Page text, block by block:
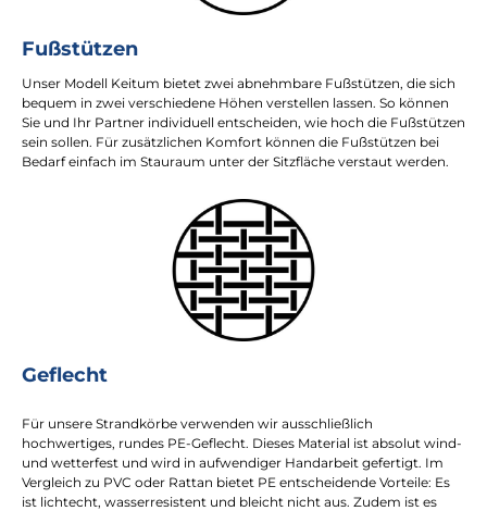
Fußstützen
Unser Modell Keitum bietet zwei abnehmbare Fußstützen, die sich
bequem in zwei verschiedene Höhen verstellen lassen. So können
Sie und Ihr Partner individuell entscheiden, wie hoch die Fußstützen
sein sollen. Für zusätzlichen Komfort können die Fußstützen bei
Bedarf einfach im Stauraum unter der Sitzfläche verstaut werden.
Geflecht
Für unsere Strandkörbe verwenden wir ausschließlich
hochwertiges, rundes PE-Geflecht. Dieses Material ist absolut wind-
und wetterfest und wird in aufwendiger Handarbeit gefertigt. Im
Vergleich zu PVC oder Rattan bietet PE entscheidende Vorteile: Es
ist lichtecht, wasserresistent und bleicht nicht aus. Zudem ist es